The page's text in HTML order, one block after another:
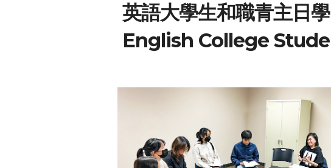
英語大學生和職青主日學
English College